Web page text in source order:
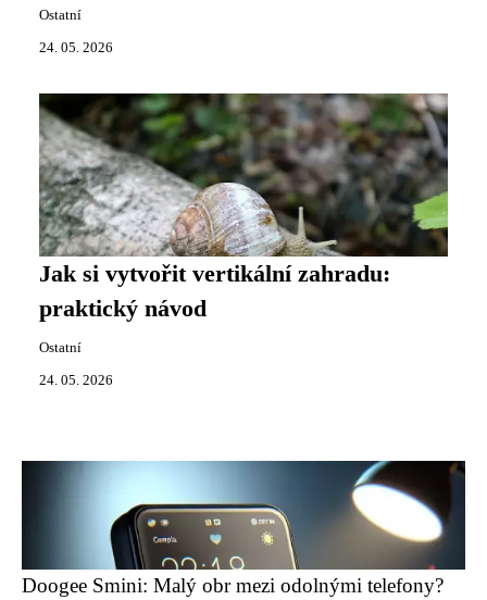
Ostatní
24. 05. 2026
Jak si vytvořit vertikální zahradu:
praktický návod
Ostatní
24. 05. 2026
Doogee Smini: Malý obr mezi odolnými telefony?